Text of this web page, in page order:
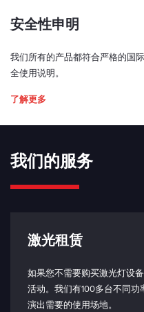
安全性申明
我们所有的产品都符合严格的国
全使用说明。
了解更多
我们的服务
激光租赁
如果您不需要购买激光灯设
活动。我们有100多台不同
演出需要的使用场地。